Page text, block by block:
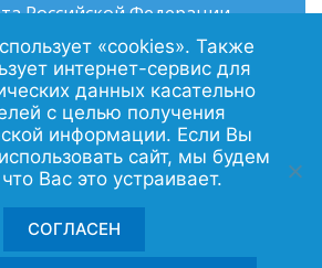
Российской Федерации
Раменского муниципального
«cookies». Также
интернет-сервис для
данных касательно
с целью получения
информации. Если Вы
сайт, мы будем
Вас это устраивает.
СОГЛАСЕН